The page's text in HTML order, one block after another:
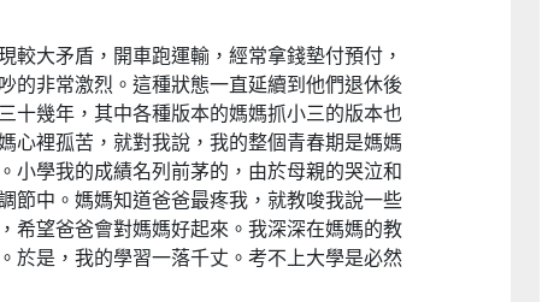
較大矛盾，開車跑運輸，經常拿錢墊付預付，
的非常激烈。這種狀態一直延續到他們退休後
十幾年，其中各種版本的媽媽抓小三的版本也
心裡孤苦，就對我說，我的整個青春期是媽媽
小學我的成績名列前茅的，由於母親的哭泣和
節中。媽媽知道爸爸最疼我，就教唆我說一些
希望爸爸會對媽媽好起來。我深深在媽媽的教
於是，我的學習一落千丈。考不上大學是必然
童心探秘澳門的“中國第一”系列──
西式大學
2026-07-11 至 2026-08-08
嬰幼兒親子閱讀推廣活動-
2026-07-11 至 2026-08-23